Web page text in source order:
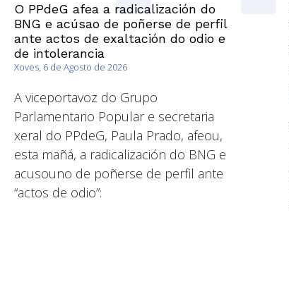
O PPdeG afea a radicalización do
BNG e acúsao de poñerse de perfil
ante actos de exaltación do odio e
de intolerancia
Xoves, 6 de Agosto de 2026
A viceportavoz do Grupo
Parlamentario Popular e secretaria
xeral do PPdeG, Paula Prado, afeou,
esta mañá, a radicalización do BNG e
acusouno de poñerse de perfil ante
“actos de odio”: